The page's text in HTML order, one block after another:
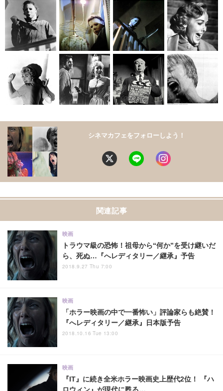
シネマカフェをフォローしよう！
関連記事
トラウマ級の恐怖！祖母から“何か”を受け継いだ
ら、死ぬ…『へレディタリー／継承』予告
映画
2018.9.27 Thu 7:00
「ホラー映画の中で一番怖い」評論家らも絶賛！
『へレディタリー／継承』日本版予告
映画
2018.10.16 Tue 13:00
『IT』に続き全米ホラー映画史上歴代2位！ 『ハ
映画